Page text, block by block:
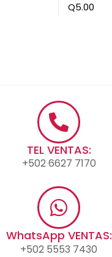
Q5.00
TEL VENTAS:
+502 6627 7170
WhatsApp VENTAS:
+502 5553 7430